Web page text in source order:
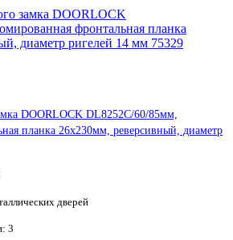
DOORLOCK DL8252С/60/85мм,
планка 26х230мм, реверсивный, диаметр
дверей
3